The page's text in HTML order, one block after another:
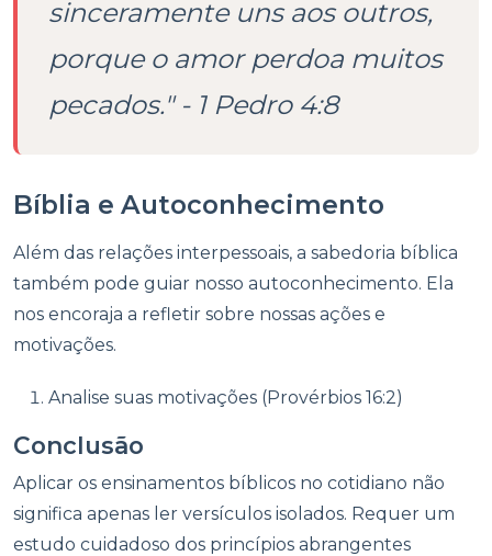
sinceramente uns aos outros,
porque o amor perdoa muitos
pecados." - 1 Pedro 4:8
Bíblia e Autoconhecimento
Além das relações interpessoais, a sabedoria bíblica
também pode guiar nosso autoconhecimento. Ela
nos encoraja a refletir sobre nossas ações e
motivações.
Analise suas motivações (Provérbios 16:2)
Conclusão
Aplicar os ensinamentos bíblicos no cotidiano não
significa apenas ler versículos isolados. Requer um
estudo cuidadoso dos princípios abrangentes